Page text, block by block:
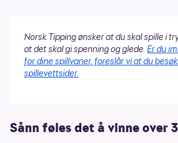
Norsk Tipping ønsker at du skal spille i
at det skal gi spenning og glede. Er du
for dine spillvaner, foreslår vi at du
spillevettsider.
Sånn føles det å vinne over